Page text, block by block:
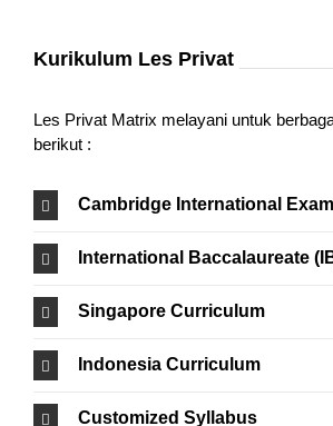
Kurikulum Les Privat
Les Privat Matrix melayani untuk
berikut :
Cambridge International
International Baccalaureate
Singapore Curriculum
Indonesia Curriculum
Customized Syllabus